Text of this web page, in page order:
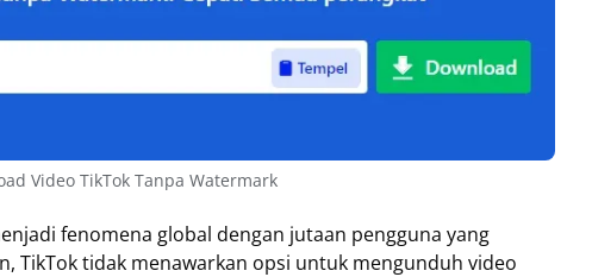
Video TikTok Tanpa Watermark
fenomena global dengan jutaan pengguna yang
TikTok tidak menawarkan opsi untuk mengunduh video